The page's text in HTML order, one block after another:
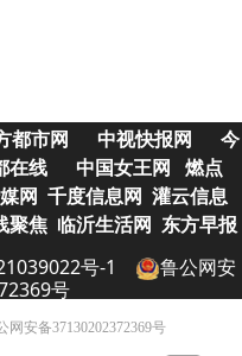
都市网 中视快报网
今
在线 中国女王网
燃点
网 千度信息网
灌云信息
聚焦 临沂生活网 东方早报
号-1
鲁公网安
号
网安备37130202372369号